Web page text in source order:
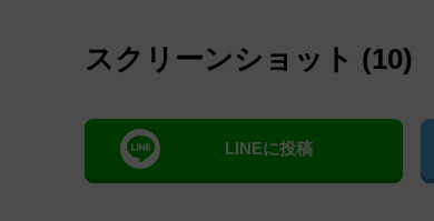
スクリーンショット (10)
LINEに投稿